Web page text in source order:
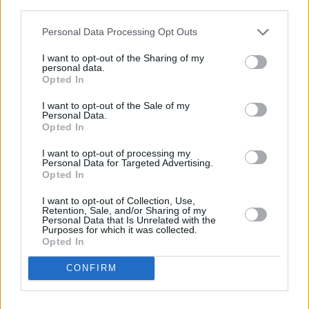
negar su consentimiento. Tenga en cuenta que algún
de su consentimiento, pero usted tiene el derecho de
rechazar tal procesamiento. Sus preferencias se aplicarán
cualquier momento entrando de nuevo en este sitio web o
visitando nuestra política de privacidad.
Personal Data Processing Opt Outs
I want to opt-out of the Sharing of my
personal data.
Opted In
I want to opt-out of the Sale of my
Personal Data.
Opted In
I want to opt-out of processing my
Personal Data for Targeted Advertising.
Opted In
I want to opt-out of Collection, Use,
Retention, Sale, and/or Sharing of my
Personal Data that Is Unrelated with the
Purposes for which it was collected.
Opted In
CONFIRM